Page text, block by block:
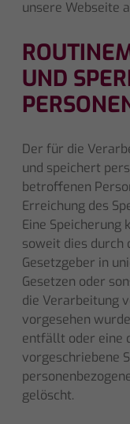
unsere Webseite
ND
Der für die
und speichert
betroffenen
Erreichung des
Eine Speicherung
soweit dies durch
Gesetzgeber in
Gesetzen oder
die Verarbeitung
vorgesehen
entfällt oder eine
vorgeschriebene
gelöscht.